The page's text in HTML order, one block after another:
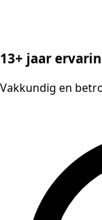
13+ jaar
Vakkundig en